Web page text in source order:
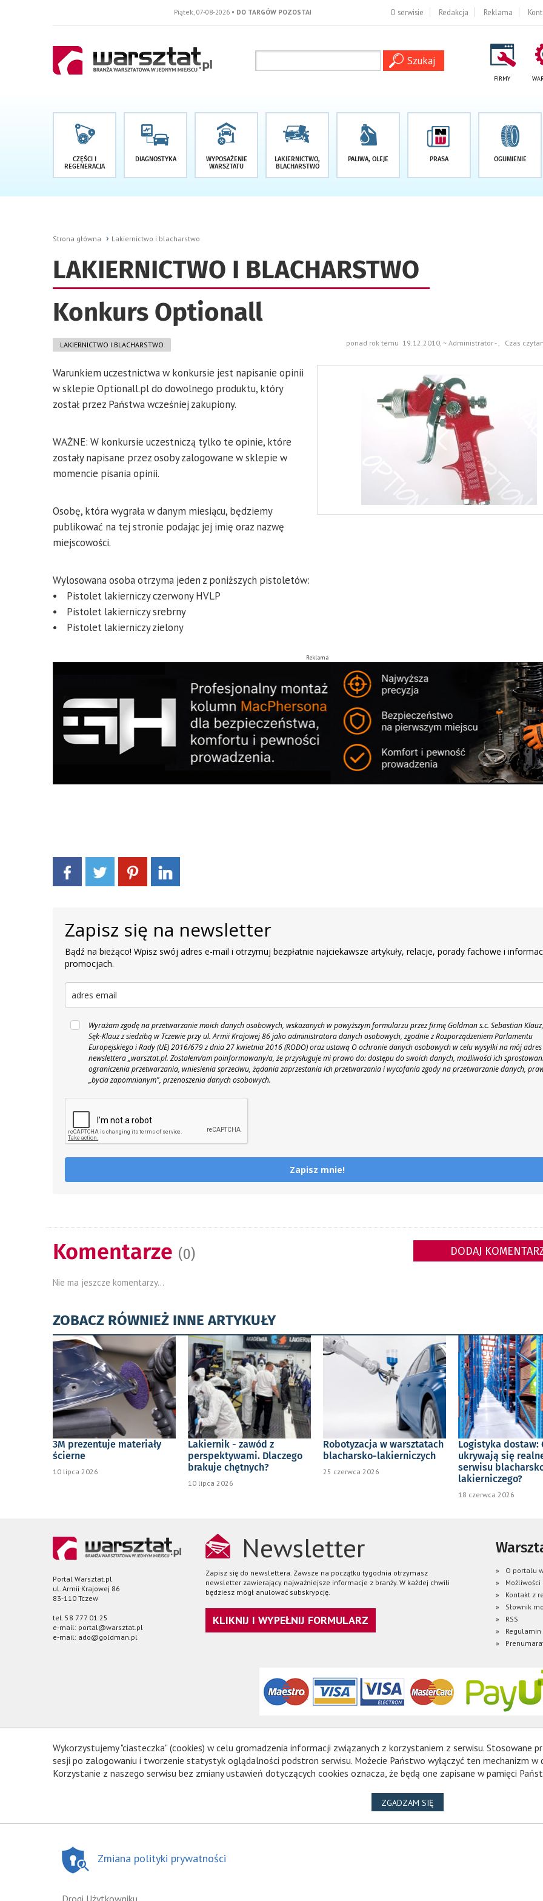
Piątek, 07-08-2026• DO TARGÓW POZOSTAŁO -1 DNI O serwisie Redakcja Reklama
FIRMY
CZĘŚCI I
REGENERACJA
DIAGNOSTYKA
WYPOSAŻENIE
WARSZTATU
LAKIERNICTWO,
BLACHARSTWO
PALIWA, OLEJE PRASA OGUMIENIE
Strona główna Lakiernictwo i blacharstwo
LAKIERNICTWO I BLACHARSTWO
Konkurs Optionall
LAKIERNICTWO I BLACHARSTWO ponad rok temu 19.12.2010, ~ Administrator - , Czas
Warunkiem uczestnictwa w konkursie jest napisanie opinii
w sklepie Optionall.pl do dowolnego produktu, który
został przez Państwa wcześniej zakupiony.
WAŻNE: W konkursie uczestniczą tylko te opinie, które
zostały napisane przez osoby zalogowane w sklepie w
momencie pisania opinii.
Osobę, która wygrała w danym miesiącu, będziemy
publikować na tej stronie podając jej imię oraz nazwę
miejscowości.
Wylosowana osoba otrzyma jeden z poniższych pistoletów:
• Pistolet lakierniczy czerwony HVLP
• Pistolet lakierniczy srebrny
• Pistolet lakierniczy zielony
Reklama
Zapisz się na newsletter
Bądź na bieżąco! Wpisz swój adres e-mail i otrzymuj bezpłatnie najciekawsze artykuły, relacje, porady fachowe i
promocjach.
Wyrażam zgodę na przetwarzanie moich danych osobowych, wskazanych w powyższym formularzu przez firmę Goldman s.c. Sebastian
Sęk-Klauz z siedzibą w Tczewie przy ul. Armii Krajowej 86 jako administratora danych osobowych, zgodnie z Rozporządzeniem Parlamentu
Europejskiego i Rady (UE) 2016/679 z dnia 27 kwietnia 2016 (RODO) oraz ustawą O ochronie danych osobowych w celu wysyłki na mój
newslettera „warsztat.pl. Zostałem/am poinformowany/a, że przysługuje mi prawo do: dostępu do swoich danych, możliwości ich
ograniczenia przetwarzania, wniesienia sprzeciwu, żądania zaprzestania ich przetwarzania i wycofania zgody na przetwarzanie danych,
„bycia zapomnianym", przenoszenia danych osobowych.
Zapisz mnie!
Komentarze (0) DODAJ
Nie ma jeszcze komentarzy...
ZOBACZ RÓWNIEŻ INNE ARTYKUŁY
3M prezentuje materiały
ścierne
10 lipca 2026
Lakiernik - zawód z
perspektywami. Dlaczego
brakuje chętnych?
10 lipca 2026
Robotyzacja w warsztatach
blacharsko-lakierniczych
25 czerwca 2026
Logistyka dostaw:
ukrywają się
serwisu
lakierniczego?
18 czerwca 2026
Portal Warsztat.pl
ul. Armii Krajowej 86
83-110 Tczew
tel. 58 777 01 25
e-mail: portal@warsztat.pl
e-mail: ado@goldman.pl
Newsletter
Zapisz się do newslettera. Zawsze na początku tygodnia otrzymasz
newsletter zawierający najważniejsze informacje z branży. W każdej chwili
będziesz mógł anulować subskrypcję.
KLIKNIJ I WYPEŁNIJ FORMULARZ
O portalu
Kontakt z
Słownik
RSS
Regulamin
Wykorzystujemy "ciasteczka" (cookies) w celu gromadzenia informacji związanych z korzystaniem z serwisu. Stosowane
sesji po zalogowaniu i tworzenie statystyk oglądalności podstron serwisu. Możecie Państwo wyłączyć ten mechanizm
Korzystanie z naszego serwisu bez zmiany ustawień dotyczących cookies oznacza, że będą one zapisane w pamięci
ZGADZAM SIĘNA WYKORZYSTANIE PLIKÓW
Zmiana polityki prywatności
Drogi Użytkowniku,